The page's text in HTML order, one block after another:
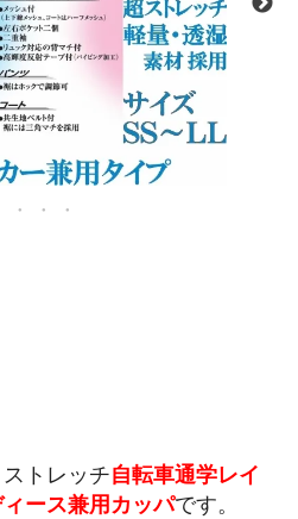
トレッチ自転車通学レイ
ース兼用カッパです。